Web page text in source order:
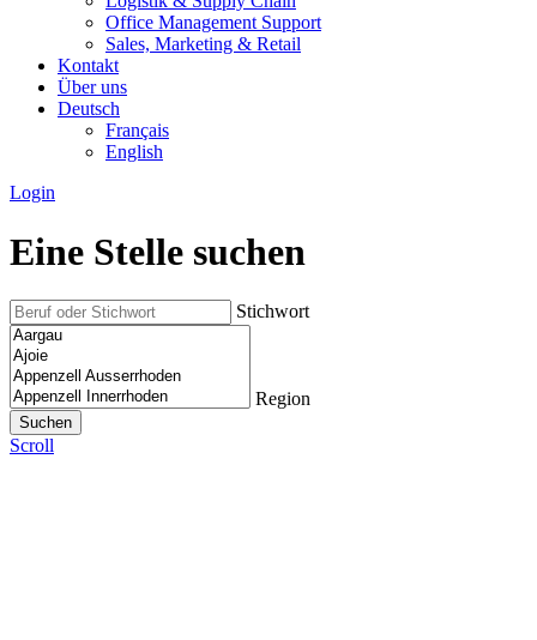
Office Management Support
Sales, Marketing & Retail
Kontakt
Über uns
Deutsch
Français
English
Login
Eine Stelle suchen
Stichwort
Region
Scroll